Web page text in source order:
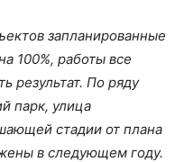
запланированные
100%, работы все
результат. По ряду
парк, улица
стадии от плана
в следующем году.